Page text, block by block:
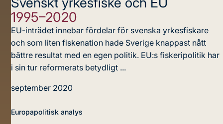
1995–2020
EU-inträdet innebar fördelar för svenska yrkesfiskare
och som liten fiskenation hade Sverige knappast nått
bättre resultat med en egen politik. EU:s fiskeripolitik har
i sin tur reformerats betydligt ...
september 2020
Europapolitisk analys